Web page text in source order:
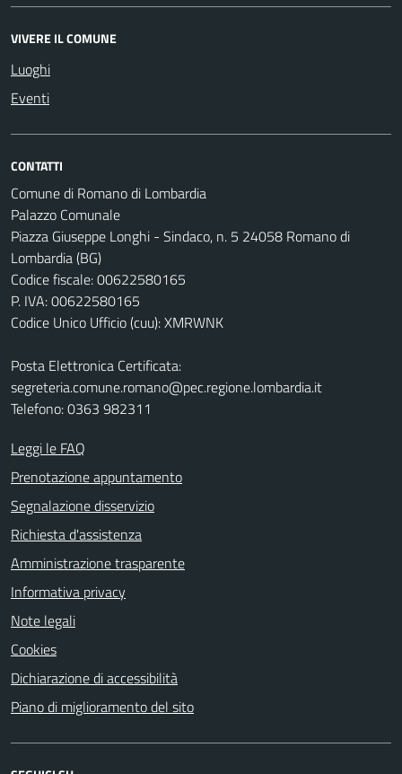
VIVERE IL COMUNE
Luoghi
Eventi
CONTATTI
Comune di Romano di Lombardia
Palazzo Comunale
Piazza Giuseppe Longhi - Sindaco, n. 5 24058 Romano di
Lombardia (BG)
Codice fiscale: 00622580165
P. IVA: 00622580165
Codice Unico Ufficio (cuu): XMRWNK
Posta Elettronica Certificata:
segreteria.comune.romano@pec.regione.lombardia.it
Telefono: 0363 982311
Leggi le FAQ
Prenotazione appuntamento
Segnalazione disservizio
Richiesta d'assistenza
Amministrazione trasparente
Informativa privacy
Note legali
Cookies
Dichiarazione di accessibilità
Piano di miglioramento del sito